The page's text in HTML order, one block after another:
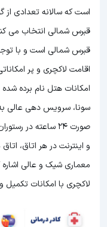
است که سالانه تعدادی از
اقامت لاکچری و پر
امکانات هتل نام برده
سونا، سرویس دهی عالی
و اینترنت در هر اتاق،
معماری شیک و عالی اشاره
لاکچری با امکانات تکمیل